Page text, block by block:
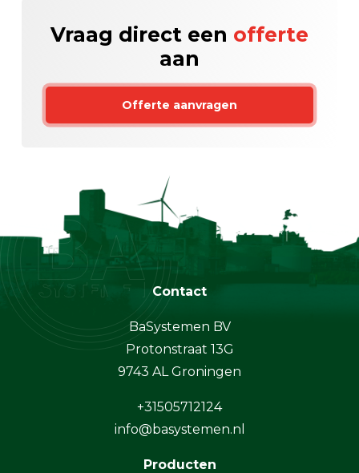
Vraag direct een offerte
aan
Offerte aanvragen
Contact
BaSystemen BV
Protonstraat 13G
9743 AL Groningen
+31505712124
info@basystemen.nl
Producten